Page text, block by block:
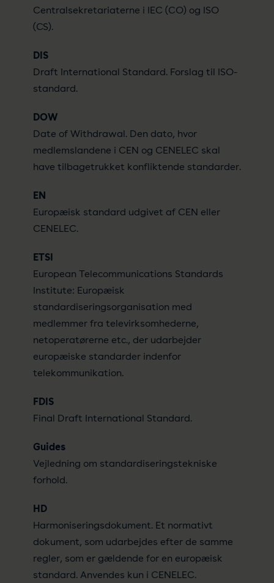
Centralsekretariaterne i IEC (CO) og ISO
(CS).
DIS
Draft International Standard. Forslag til ISO-
standard.
DOW
Date of Withdrawal. Den dato, hvor
medlemslandene i CEN og CENELEC skal
have tilbagetrukket konfliktende standarder.
EN
Europæisk standard udgivet af CEN eller
CENELEC.
ETSI
European Telecommunications Standards
Institute: Europæisk
standardiseringsorganisation med
medlemmer fra televirksomhederne,
netoperatørerne etc., der udarbejder
europæiske standarder indenfor
telekommunikation.
FDIS
Final Draft International Standard.
Guides
Vejledning om standardiseringstekniske
forhold.
HD
Harmoniseringsdokument. Et normativt
dokument, som udarbejdes efter de samme
regler, som er gældende for en europæisk
standard. Anvendes kun i CENELEC.